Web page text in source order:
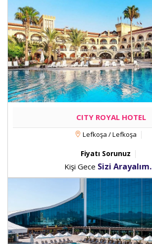
CITY ROYAL HOTEL
Lefkoşa / Lefkoşa
Fiyatı Sorunuz
Kişi Gece Sizi